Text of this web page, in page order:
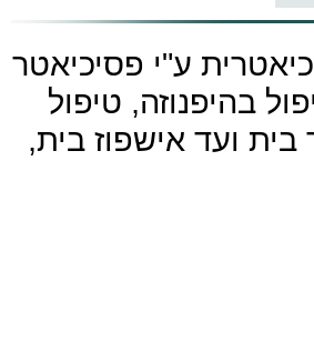
ע"י פסיכיאטר
בהיפנוזה, טיפול
ועד אישפוז בית,